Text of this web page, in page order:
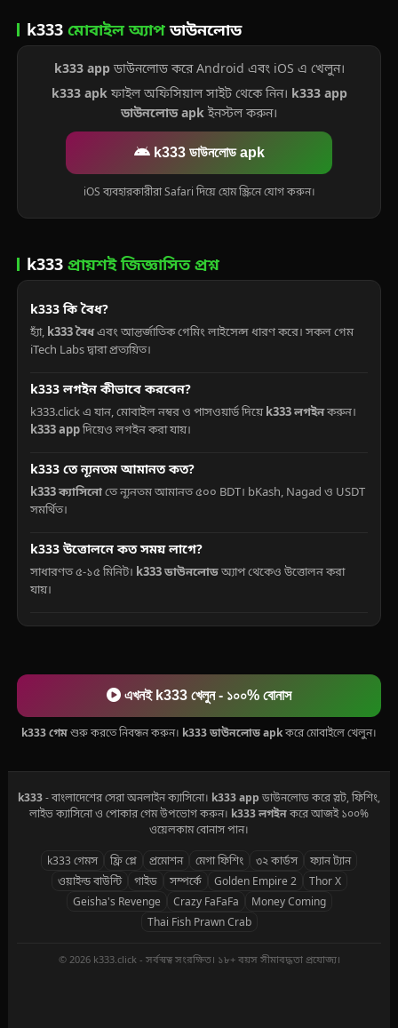
k333 মোবাইল অ্যাপডাউনলোড
k333 appডাউনলোড করে Android এবং iOS এ খেলুন।
k333 apkফাইল অফিসিয়াল সাইট থেকে নিন। k333 app
ডাউনলোড apk ইনস্টল করুন।
k333 ডাউনলোড apk
iOS ব্যবহারকারীরা Safari দিয়ে হোম স্ক্রিনে যোগ করুন।
k333 প্রায়শই জিজ্ঞাসিত প্রশ্ন
k333 কি বৈধ?
হ্যাঁ, k333 বৈধএবং আন্তর্জাতিক গেমিং লাইসেন্স ধারণ করে। সকল গেম
iTech Labs দ্বারা প্রত্যয়িত।
k333 লগইন কীভাবে করবেন?
k333.click এ যান, মোবাইল নম্বর ও পাসওয়ার্ড দিয়েk333 লগইনকরুন।
k333 appদিয়েও লগইন করা যায়।
k333 তে ন্যূনতম আমানত কত?
k333 ক্যাসিনোতে ন্যূনতম আমানত ৫০০ BDT। bKash, Nagad ও USDT
সমর্থিত।
k333 উত্তোলনে কত সময় লাগে?
সাধারণত ৫-১৫ মিনিট। k333 ডাউনলোডঅ্যাপ থেকেও উত্তোলন করা
যায়।
এখনই k333 খেলুন - ১০০% বোনাস
k333 গেমশুরু করতে নিবন্ধন করুন। k333 ডাউনলোড apkকরে মোবাইলে খেলুন।
k333- বাংলাদেশের সেরা অনলাইন ক্যাসিনো। k333 app ডাউনলোড করে স্লট, ফিশিং,
লাইভ ক্যাসিনো ও পোকার গেম উপভোগ করুন। k333 লগইনকরে আজই ১০০%
ওয়েলকাম বোনাস পান।
k333 গেমস ফ্রি প্লে প্রমোশন মেগা ফিশিং ৩২ কার্ডস
ফ্যান ট্যান
ওয়াইল্ড বাউন্টি
গাইড সম্পর্কে Golden Empire 2
Thor X
Geisha's Revenge
Crazy FaFaFa
Money Coming
Thai Fish Prawn Crab
© 2026 k333.click - সর্বস্বত্ব সংরক্ষিত। ১৮+ বয়স সীমাবদ্ধতা প্রযোজ্য।